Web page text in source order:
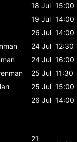
18 Jul 15:00
19 Jul 14:00
26 Jul 14:00
24 Jul 12:30
24 Jul 16:00
25 Jul 11:30
25 Jul 15:00
26 Jul 14:00
21